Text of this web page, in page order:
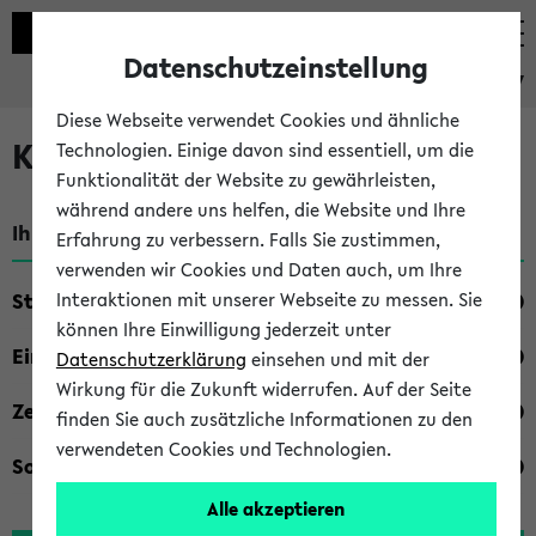
eKVV
Kombisuche im eKVV
Ihre Suchkriterien:
Studienfach
Einrichtung
Zeiten
Sonstiges
Datenschutzeinstellung
Diese Webseite verwendet Cookies und ähnliche
Technologien. Einige davon sind essentiell, um die
Funktionalität der Website zu gewährleisten,
während andere uns helfen, die Website und Ihre
Erfahrung zu verbessern. Falls Sie zustimmen,
verwenden wir Cookies und Daten auch, um Ihre
Interaktionen mit unserer Webseite zu messen. Sie
können Ihre Einwilligung jederzeit unter
Datenschutzerklärung einsehen und mit der
Wirkung für die Zukunft widerrufen. Auf der Seite
finden Sie auch zusätzliche Informationen zu den
verwendeten Cookies und Technologien.
Alle akzeptieren